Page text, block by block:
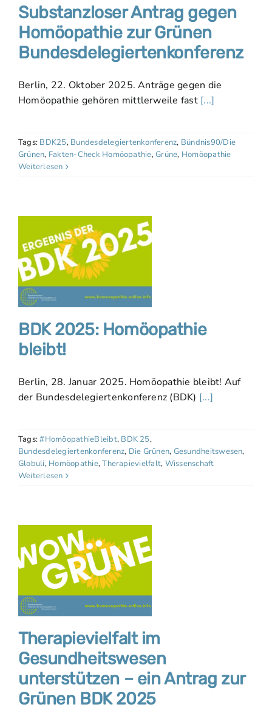
Substanzloser Antrag gegen
Homöopathie zur Grünen
Bundesdelegiertenkonferenz
Berlin, 22. Oktober 2025. Anträge gegen die
Homöopathie gehören mittlerweile fast [...]
Tags: BDK25, Bundesdelegiertenkonferenz, Bündnis90/Die
Grünen, Fakten-Check Homöopathie,Grüne, Homöopathie
Weiterlesen
BDK 2025: Homöopathie
bleibt!
Berlin, 28. Januar 2025. Homöopathie bleibt! Auf
der Bundesdelegiertenkonferenz (BDK) [...]
Tags:#HomöopathieBleibt, BDK 25,
Bundesdelegiertenkonferenz, Die Grünen, Gesundheitswesen,
Globuli, Homöopathie,Therapievielfalt, Wissenschaft
Weiterlesen
Therapievielfalt im
Gesundheitswesen
unterstützen – ein Antrag zur
Grünen BDK 2025